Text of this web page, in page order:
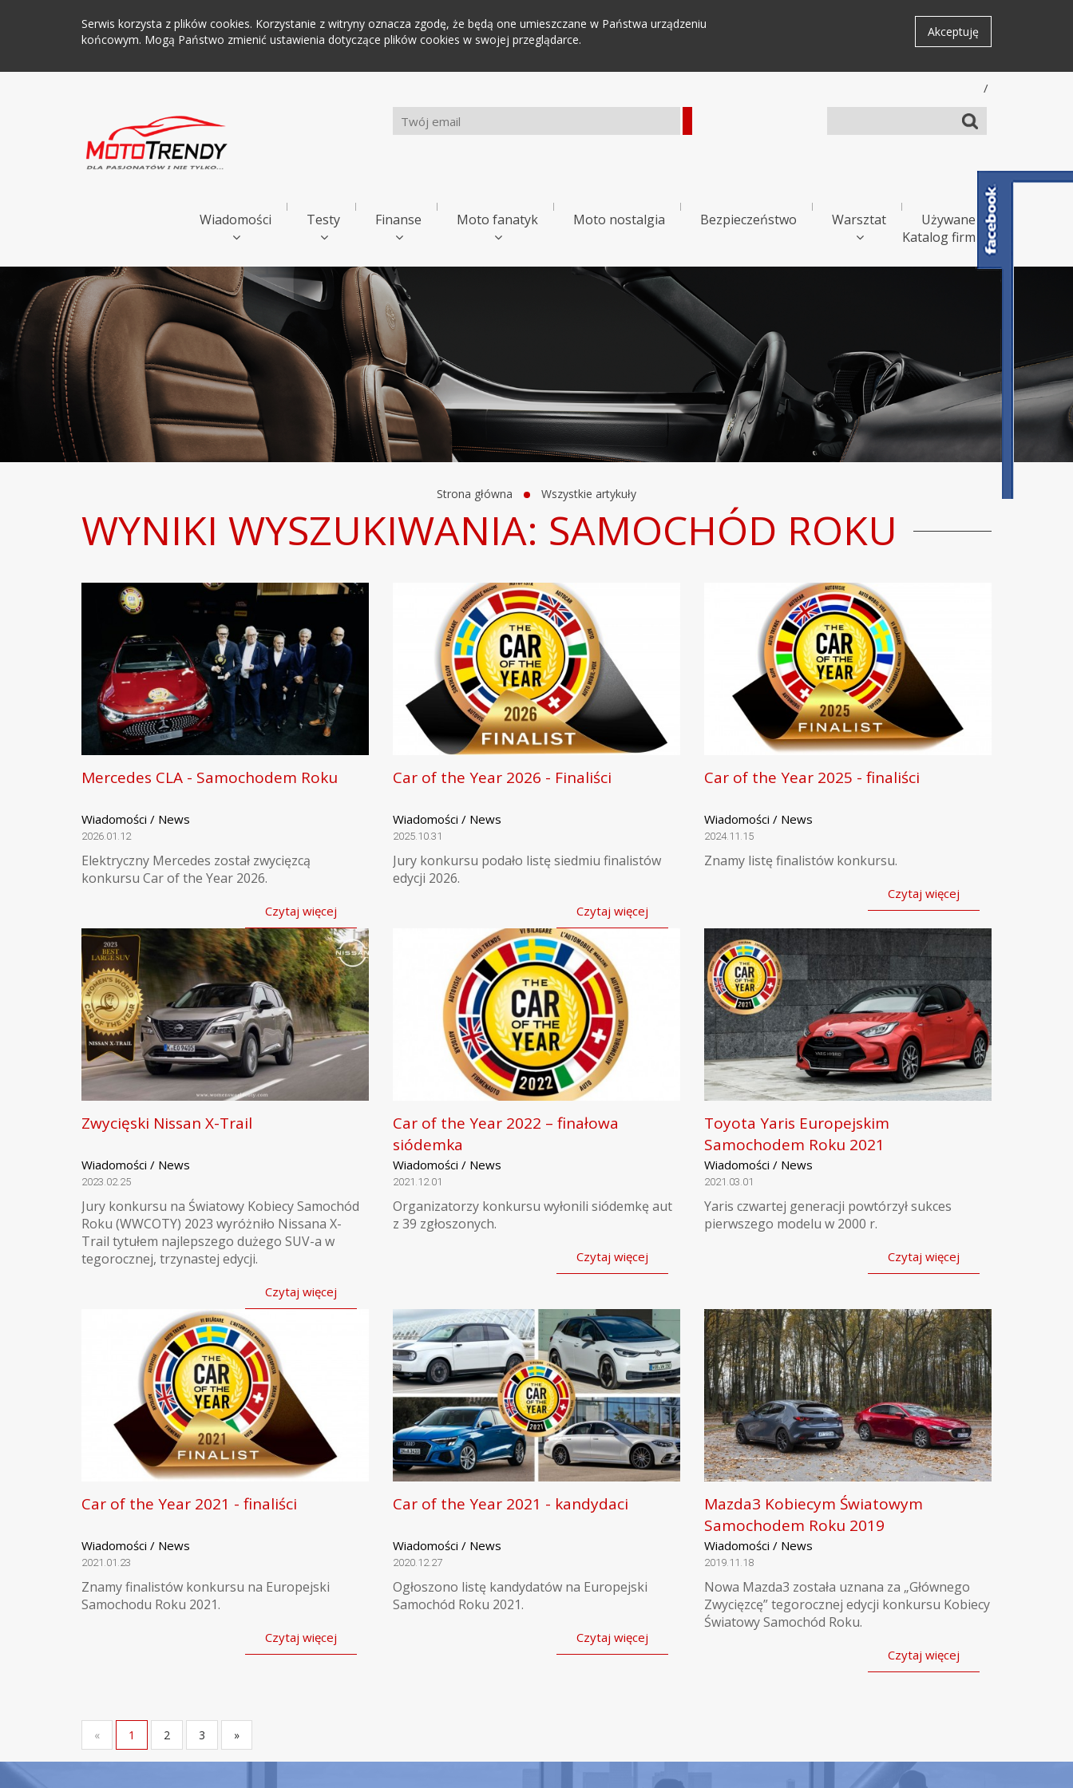
Serwis korzysta z plików cookies. Korzystanie z witryny oznacza zgodę, że będą one umieszczane w Państwa urządzeniu
końcowym. Mogą Państwo zmienić ustawienia dotyczące plików cookies w swojej przeglądarce.
Akceptuję
/
Wiadomości Testy Finanse Moto fanatyk Moto nostalgia Bezpieczeństwo Warsztat
Używane
Katalog firm
Strona główna Wszystkie artykuły
WYNIKI WYSZUKIWANIA: SAMOCHÓD ROKU
Mercedes CLA - Samochodem Roku
Wiadomości / News
2026.01.12
Elektryczny Mercedes został zwycięzcą
konkursu Car of the Year 2026.
Czytaj więcej
Car of the Year 2026 - Finaliści
Wiadomości / News
2025.10.31
Jury konkursu podało listę siedmiu finalistów
edycji 2026.
Czytaj więcej
Car of the Year 2025 - finaliści
Wiadomości / News
2024.11.15
Znamy listę finalistów konkursu.
Czytaj więcej
Zwycięski Nissan X-Trail
Wiadomości / News
2023.02.25
Jury konkursu na Światowy Kobiecy Samochód
Roku (WWCOTY) 2023 wyróżniło Nissana X-
Trail tytułem najlepszego dużego SUV-a w
tegorocznej, trzynastej edycji.
Czytaj więcej
Car of the Year 2022 – finałowa
siódemka
Wiadomości / News
2021.12.01
Organizatorzy konkursu wyłonili siódemkę aut
z 39 zgłoszonych.
Czytaj więcej
Toyota Yaris Europejskim
Samochodem Roku 2021
Wiadomości / News
2021.03.01
Yaris czwartej generacji powtórzył sukces
pierwszego modelu w 2000 r.
Czytaj więcej
Car of the Year 2021 - finaliści
Wiadomości / News
2021.01.23
Znamy finalistów konkursu na Europejski
Samochodu Roku 2021.
Czytaj więcej
Car of the Year 2021 - kandydaci
Wiadomości / News
2020.12.27
Ogłoszono listę kandydatów na Europejski
Samochód Roku 2021.
Czytaj więcej
Mazda3 Kobiecym Światowym
Samochodem Roku 2019
Wiadomości / News
2019.11.18
Nowa Mazda3 została uznana za „Głównego
Zwycięzcę” tegorocznej edycji konkursu Kobiecy
Światowy Samochód Roku.
Czytaj więcej
« 1 2 3 »